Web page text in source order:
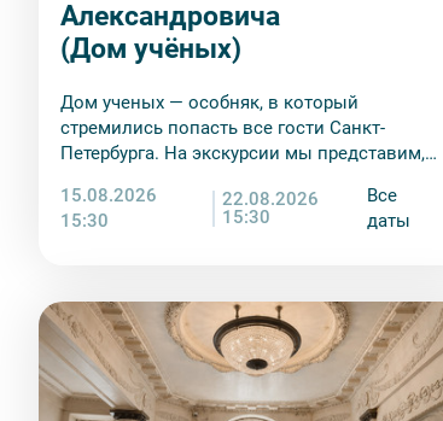
9. На ряд экскурсий туроператор
сохранность оборудования во время
экскурсанта. В случае утери или порчи
Внимание! В составе экскурсионного
интерьеры могут быть недоступны по
Александровича
(Дом учёных)
Дом ученых — особняк, в который
стремились попасть все гости Санкт-
Петербурга. На экскурсии мы представим,
парадных залах
15.08.2026
15:30
22.08.2026
15:30
Все
даты